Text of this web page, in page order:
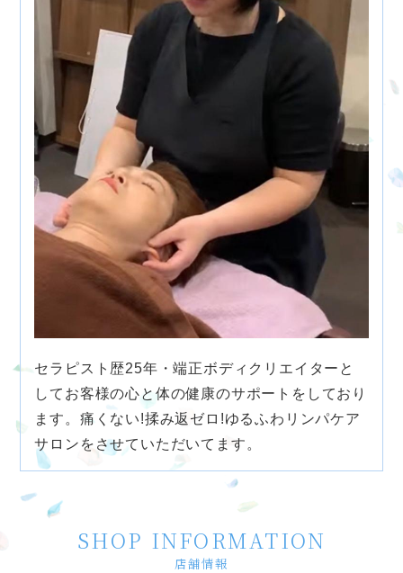
セラピスト歴25年・端正ボディクリエイターと
してお客様の心と体の健康のサポートをしており
ます。痛くない!揉み返ゼロ!ゆるふわリンパケア
サロンをさせていただいてます。
SHOP INFORMATION
店舗情報